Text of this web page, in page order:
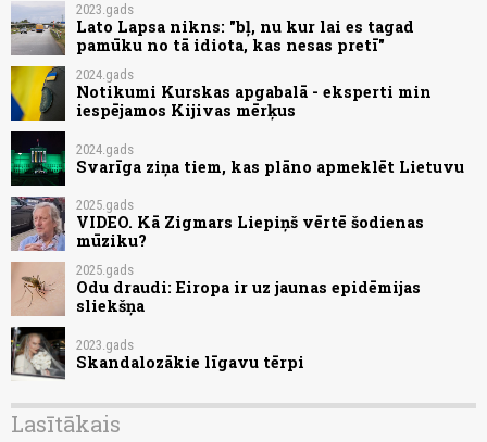
2023.gads
Lato Lapsa nikns: "bļ, nu kur lai es tagad
pamūku no tā idiota, kas nesas pretī"
2024.gads
Notikumi Kurskas apgabalā - eksperti min
iespējamos Kijivas mērķus
2024.gads
Svarīga ziņa tiem, kas plāno apmeklēt Lietuvu
2025.gads
VIDEO. Kā Zigmars Liepiņš vērtē šodienas
mūziku?
2025.gads
Odu draudi: Eiropa ir uz jaunas epidēmijas
sliekšņa
2023.gads
Skandalozākie līgavu tērpi
Lasītākais